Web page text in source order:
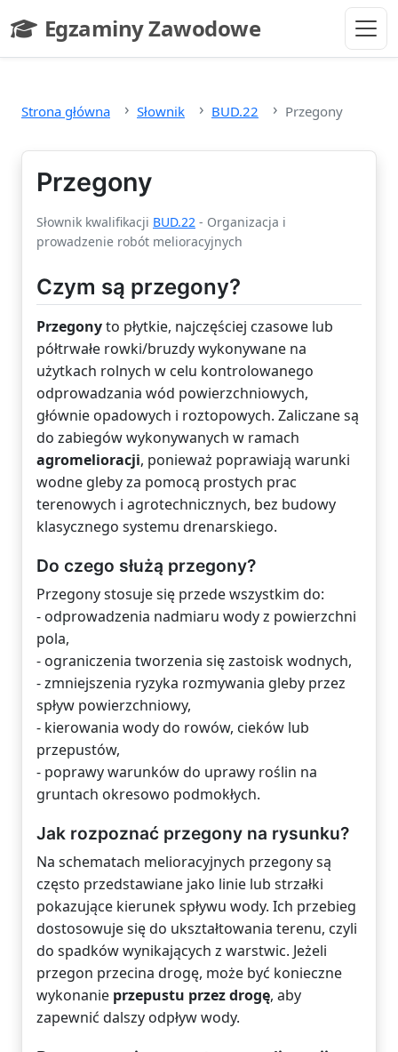
Egzaminy Zawodowe
- strona główna
Strona główna Słownik BUD.22 Przegony
Przegony
Słownik kwalifikacji BUD.22 - Organizacja i
prowadzenie robót melioracyjnych
Czym są przegony?
Przegonyto płytkie, najczęściej czasowe lub
półtrwałe rowki/bruzdy wykonywane na
użytkach rolnych w celu kontrolowanego
odprowadzania wód powierzchniowych,
głównie opadowych i roztopowych. Zaliczane są
do zabiegów wykonywanych w ramach
agromelioracji, ponieważ poprawiają warunki
wodne gleby za pomocą prostych prac
terenowych i agrotechnicznych, bez budowy
klasycznego systemu drenarskiego.
Do czego służą przegony?
Przegony stosuje się przede wszystkim do:
- odprowadzenia nadmiaru wody z powierzchni
pola,
- ograniczenia tworzenia się zastoisk wodnych,
- zmniejszenia ryzyka rozmywania gleby przez
spływ powierzchniowy,
- kierowania wody do rowów, cieków lub
przepustów,
- poprawy warunków do uprawy roślin na
gruntach okresowo podmokłych.
Jak rozpoznać przegony na rysunku?
Na schematach melioracyjnych przegony są
często przedstawiane jako linie lub strzałki
pokazujące kierunek spływu wody. Ich przebieg
dostosowuje się do ukształtowania terenu, czyli
do spadków wynikających z warstwic. Jeżeli
przegon przecina drogę, może być konieczne
wykonanie przepustu przez drogę, aby
zapewnić dalszy odpływ wody.